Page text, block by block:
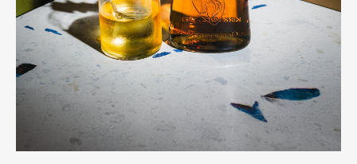
Pen Membership
Magazine
Official Columnist
About
Contact
Pen Meet